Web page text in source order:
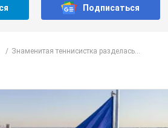
Подписаться
Знаменитая теннисистка разделась...